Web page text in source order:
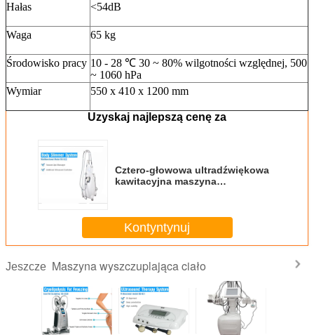
Hałas
<54dB
Waga 65 kg
Środowisko pracy 10 - 28 ℃ 30 ~ 80% wilgotności względnej, 500
~ 1060 hPa
Wymiar
550 x 410 x 1200 mm
Uzyskaj najlepszą cenę za
Cztero-głowowa ultradźwiękowa
kawitacyjna maszyna
Kontyntynuj
Jeszcze Maszyna wyszczuplająca ciało